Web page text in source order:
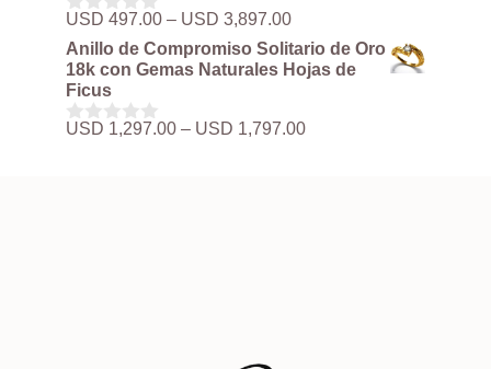
USD 497.00
USD 3,897.00
0
d
e
5
USD 497.00 – USD 3,897.00Rango
de
precios:
desde
hasta
Anillo de Compromiso Solitario de Oro
18k con Gemas Naturales Hojas de
Ficus
0
USD 1,297.00 – USD 1,797.00Rango